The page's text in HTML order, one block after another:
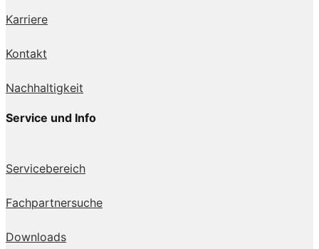
Karriere
Kontakt
Nachhaltigkeit
Service und Info
Servicebereich
Fachpartnersuche
Downloads